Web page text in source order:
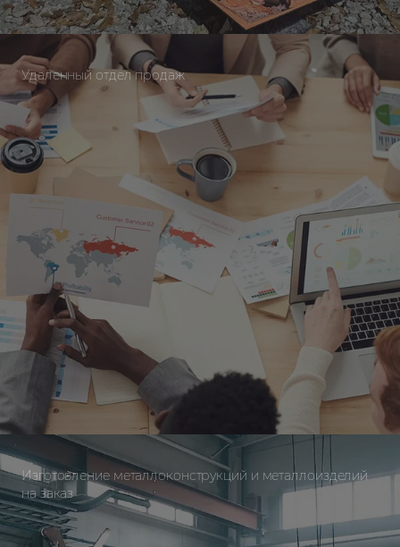
Удаленный отдел продаж
Изготовление металлоконструкций и металлоизделий
на заказ